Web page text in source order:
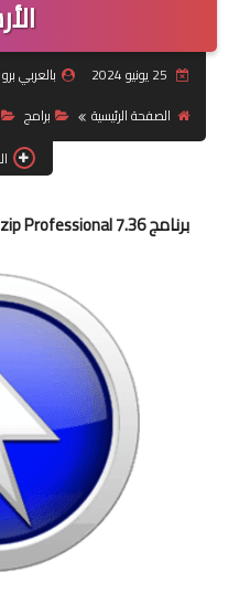
بالعربي برو
الصفحة الرئيسية
برامج
برنامج Bandizip Professional 7.36 ضغط الملفات و الأرشفة